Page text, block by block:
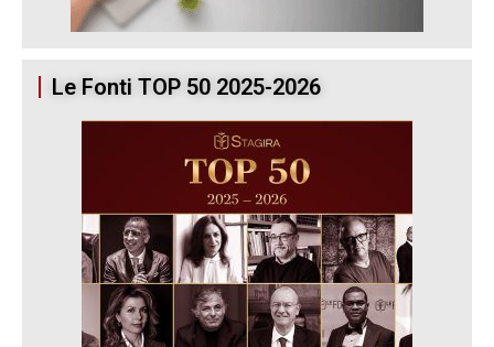
Le Fonti TOP 50 2025-2026